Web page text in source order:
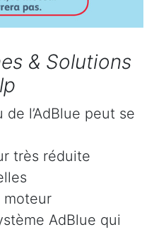
& Solutions
l’AdBlue peut se
très réduite
moteur
AdBlue qui